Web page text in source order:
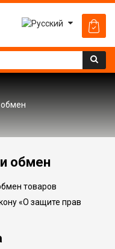
обмен
обмен
товаров
«О защите прав